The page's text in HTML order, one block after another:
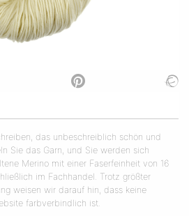
das unbeschreiblich schön und
Sie das Garn, und Sie werden sich
Merino mit einer Faserfeinheit von 16
im Fachhandel. Trotz größter
weisen wir darauf hin, dass keine
farbverbindlich ist.